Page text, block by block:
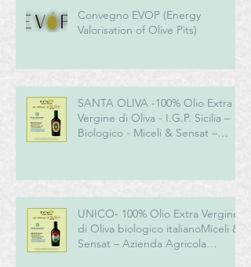
Convegno EVOP (Energy
Valorisation of Olive Pits)
SANTA OLIVA -100% Olio Extra
Vergine di Oliva - I.G.P. Sicilia –
Biologico - Miceli & Sensat –
UNICO- 100% Olio Extra Vergine
di Oliva biologico italianoMiceli &
Sensat – Azienda Agricola